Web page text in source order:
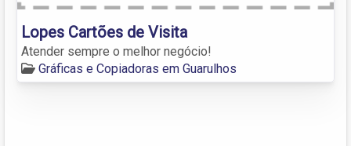
Lopes Cartões de Visita
Atender sempre o melhor negócio!
Gráficas e Copiadoras em Guarulhos